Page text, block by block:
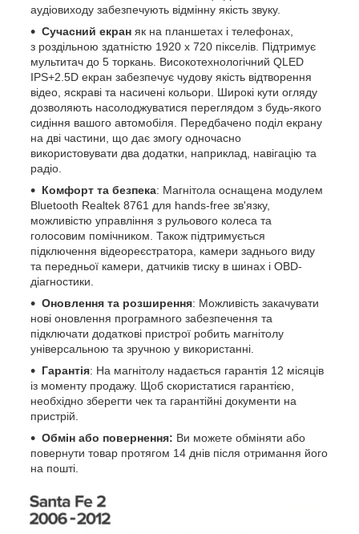
аудіовиходу забезпечують відмінну якість звуку.
Сучасний екран як на планшетах і телефонах,
з роздільною здатністю 1920 х 720 пікселів. Підтримує
мультитач до 5 торкань. Високотехнологічний QLED
IPS+2.5D екран забезпечує чудову якість відтворення
відео, яскраві та насичені кольори. Широкі кути огляду
дозволяють насолоджуватися переглядом з будь-якого
сидіння вашого автомобіля. Передбачено поділ екрану
на дві частини, що дає змогу одночасно
використовувати два додатки, наприклад, навігацію та
радіо.
Комфорт та безпека: Магнітола оснащена модулем
Bluetooth Realtek 8761 для hands-free зв'язку,
можливістю управління з рульового колеса та
голосовим помічником. Також підтримується
підключення відеореєстратора, камери заднього виду
та передньої камери, датчиків тиску в шинах і OBD-
діагностики.
Оновлення та розширення: Можливість закачувати
нові оновлення програмного забезпечення та
підключати додаткові пристрої робить магнітолу
універсальною та зручною у використанні.
Гарантія: На магнітолу надається гарантія 12 місяців
із моменту продажу. Щоб скористатися гарантією,
необхідно зберегти чек та гарантійні документи на
пристрій.
Обмін або повернення: Ви можете обміняти або
повернути товар протягом 14 днів після отримання його
на пошті.